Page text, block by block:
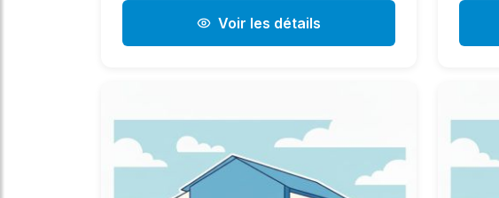
Voir les détails